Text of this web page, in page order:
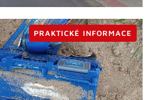
PRAKTICKÉ INFORMACE